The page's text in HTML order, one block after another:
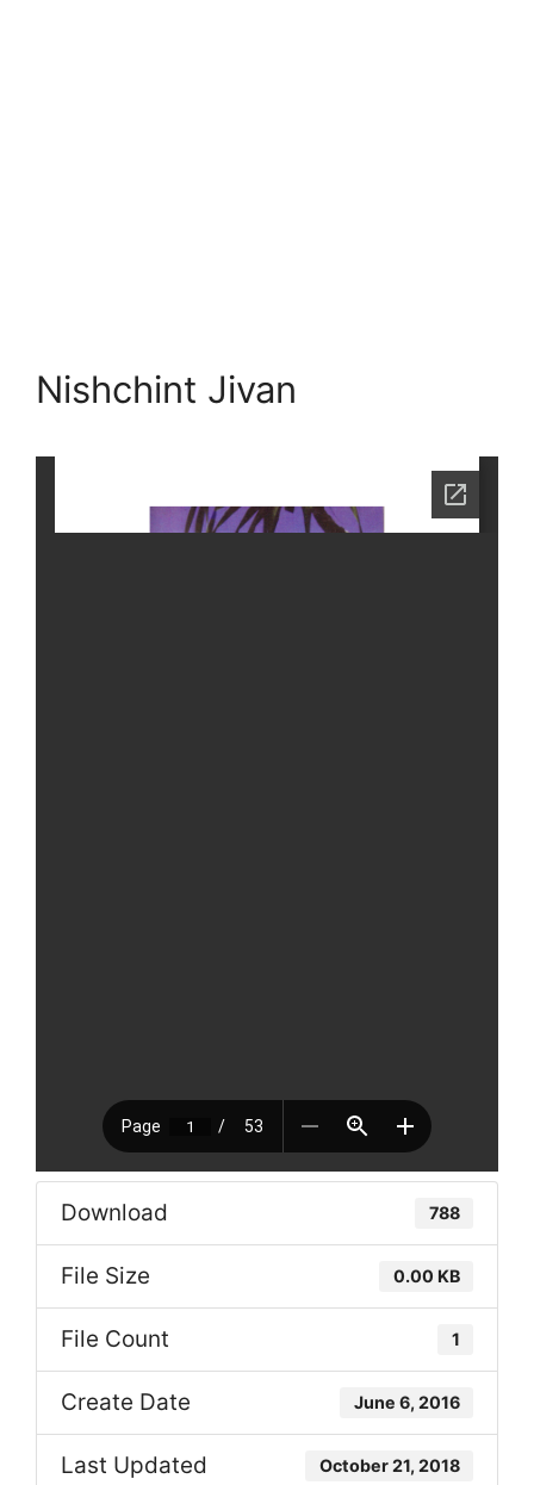
Nishchint Jivan
Download 788
File Size 0.00 KB
File Count 1
Create Date June 6, 2016
Last Updated October 21, 2018